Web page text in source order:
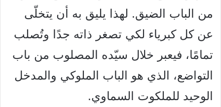
من الباب الضيق. لهذا يليق به أن يتخلّى
عن كل كبرياء لكي تصغر ذاته جدًا وتُصلب
تمامًا، فيعبر خلال سيّده المصلوب من باب
التواضع، الذي هو الباب الملوكي والمدخل
الوحيد للملكوت السماوي.